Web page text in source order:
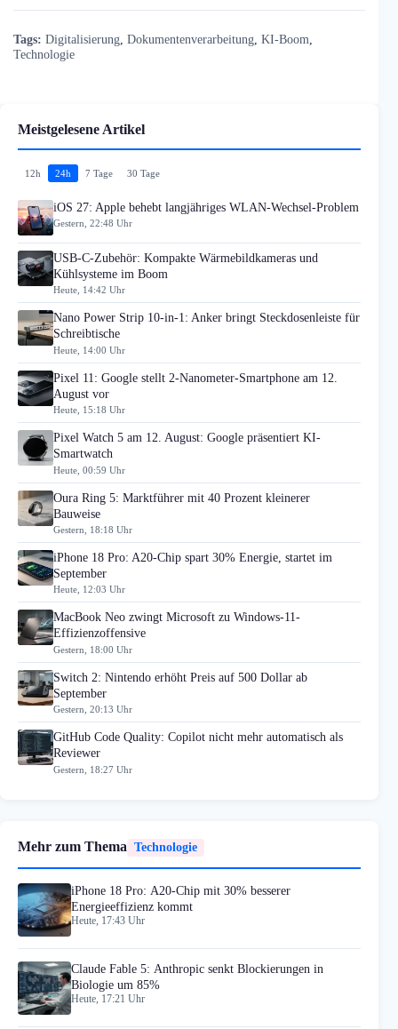
Tags: Digitalisierung Dokumentenverarbeitung KI-Boom
Technologie
Meistgelesene Artikel
12h 24h 7 Tage 30 Tage
iOS 27: Apple behebt langjähriges WLAN-Wechsel-Problem
Gestern, 22:48 Uhr
USB-C-Zubehör: Kompakte Wärmebildkameras und
Kühlsysteme im Boom
Heute, 14:42 Uhr
Nano Power Strip 10-in-1: Anker bringt Steckdosenleiste für
Schreibtische
Heute, 14:00 Uhr
Pixel 11: Google stellt 2-Nanometer-Smartphone am 12.
August vor
Heute, 15:18 Uhr
Pixel Watch 5 am 12. August: Google präsentiert KI-
Smartwatch
Heute, 00:59 Uhr
Oura Ring 5: Marktführer mit 40 Prozent kleinerer
Bauweise
Gestern, 18:18 Uhr
iPhone 18 Pro: A20-Chip spart 30% Energie, startet im
September
Heute, 12:03 Uhr
MacBook Neo zwingt Microsoft zu Windows-11-
Effizienzoffensive
Gestern, 18:00 Uhr
Switch 2: Nintendo erhöht Preis auf 500 Dollar ab
September
Gestern, 20:13 Uhr
GitHub Code Quality: Copilot nicht mehr automatisch als
Reviewer
Gestern, 18:27 Uhr
Mehr zum Thema Technologie
iPhone 18 Pro: A20-Chip mit 30% besserer
Energieeffizienz kommt
Heute, 17:43 Uhr
Claude Fable 5: Anthropic senkt Blockierungen in
Biologie um 85%
Heute, 17:21 Uhr